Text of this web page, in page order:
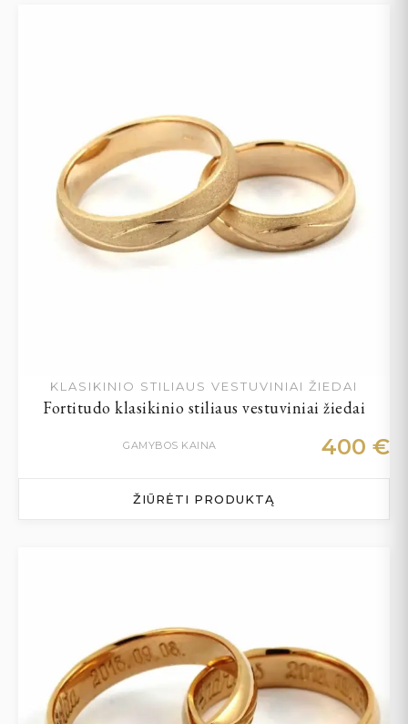
KLASIKINIO STILIAUS VESTUVINIAI ŽIEDAI
Fortitudo klasikinio stiliaus vestuviniai žiedai
GAMYBOS KAINA 400 €
ŽIŪRĖTI PRODUKTĄ